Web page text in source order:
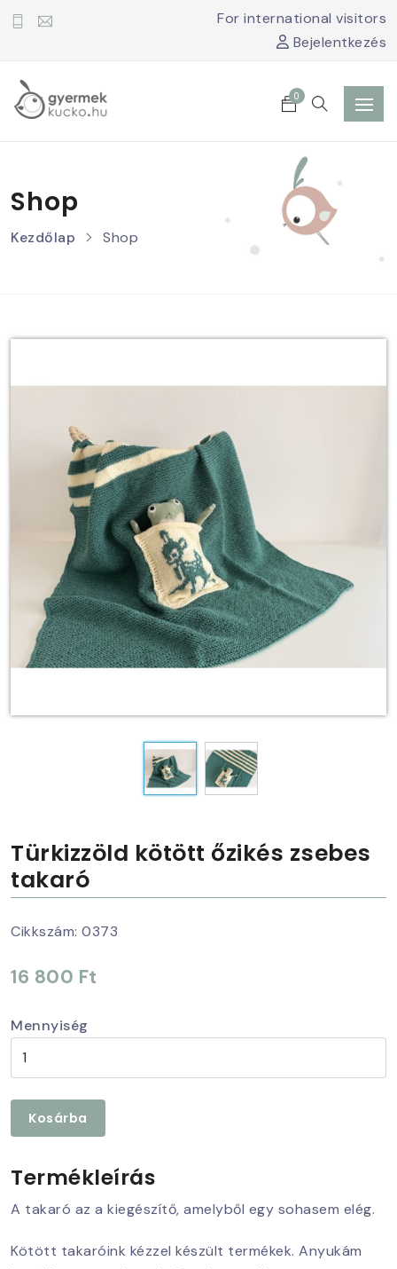
For international visitors
Bejelentkezés
0
Shop
Kezdőlap Shop
Türkizzöld kötött őzikés zsebes
takaró
Cikkszám: 0373
16 800 Ft
Mennyiség
Kosárba
Termékleírás
A takaró az a kiegészítő, amelyből egy sohasem elég.
Kötött takaróink kézzel készült termékek. Anyukám